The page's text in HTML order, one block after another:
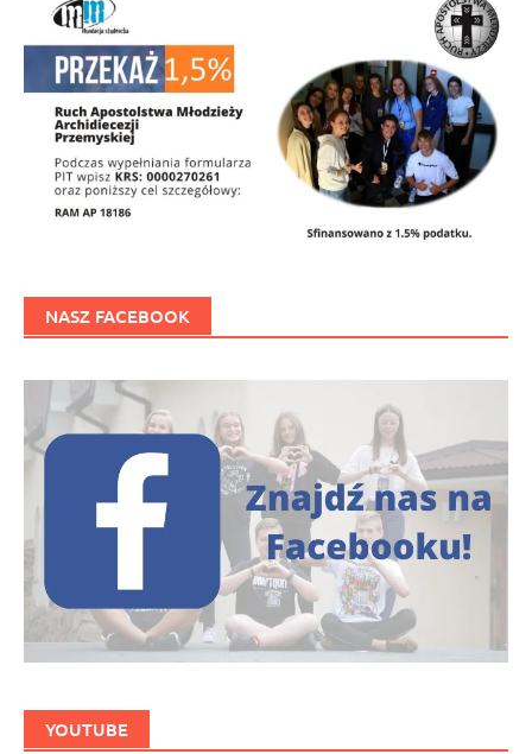
NASZ FACEBOOK
YOUTUBE